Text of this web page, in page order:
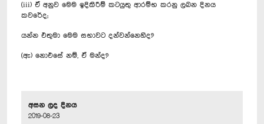
(iii) ඒ අනුව මෙම ඉදිකිරීම් කටයුතු ආරම්භ කරනු ලබන දිනය
කවරේද;
යන්න එතුමා මෙම සභාවට දන්වන්නෙහිද?
(ඇ) නොඑසේ නම්, ඒ මන්ද?
අසන ලද දිනය
2019-08-23